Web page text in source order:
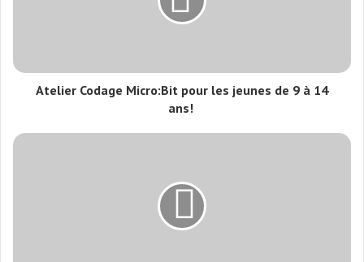
Atelier Codage Micro:Bit pour les jeunes de 9 à 14
ans!